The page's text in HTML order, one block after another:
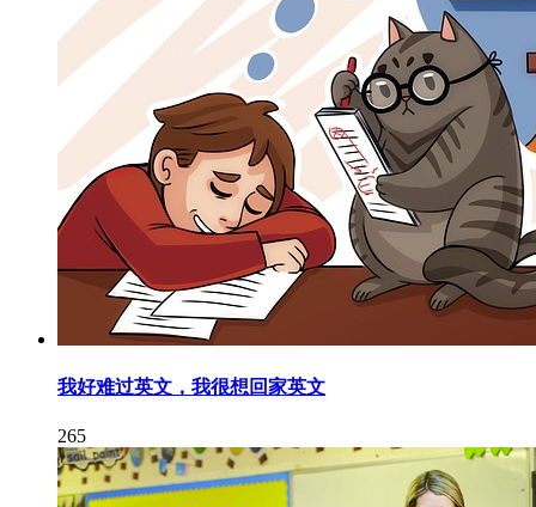
我好难过英文，我很想回家英文
265